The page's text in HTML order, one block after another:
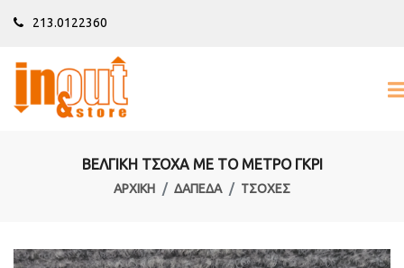
213.0122360
ΒΕΛΓΙΚΗ ΤΣΟΧΑ ΜΕ ΤΟ ΜΕΤΡΟ ΓΚΡΙ
ΑΡΧΙΚΉ ΔΑΠΕΔΑ ΤΣΟΧΕΣ